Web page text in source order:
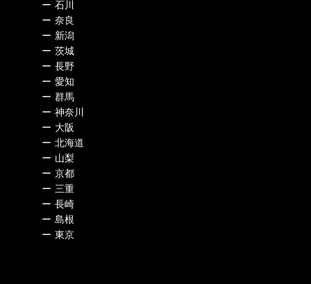
ー 石川
ー 奈良
ー 新潟
ー 茨城
ー 長野
ー 愛知
ー 群馬
ー 神奈川
ー 大阪
ー 北海道
ー 山梨
ー 京都
ー 三重
ー 長崎
ー 島根
ー 東京